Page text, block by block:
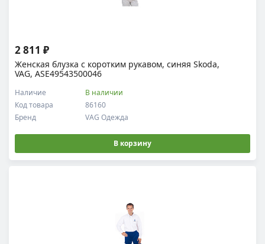
Женская блузка с коротким рукавом, синяя Skoda,
VAG, ASE49543500046
Код товара 86160
Наличие В наличии
Бренд VAG Одежда
2 811 ₽
В корзину